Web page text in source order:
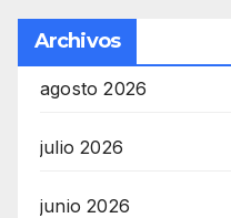
Archivos
agosto 2026
julio 2026
junio 2026